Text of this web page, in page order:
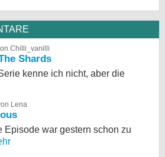
Chilli_vanilli
Shards
kenne ich nicht, aber die
Lena
Episode war gestern schon zu